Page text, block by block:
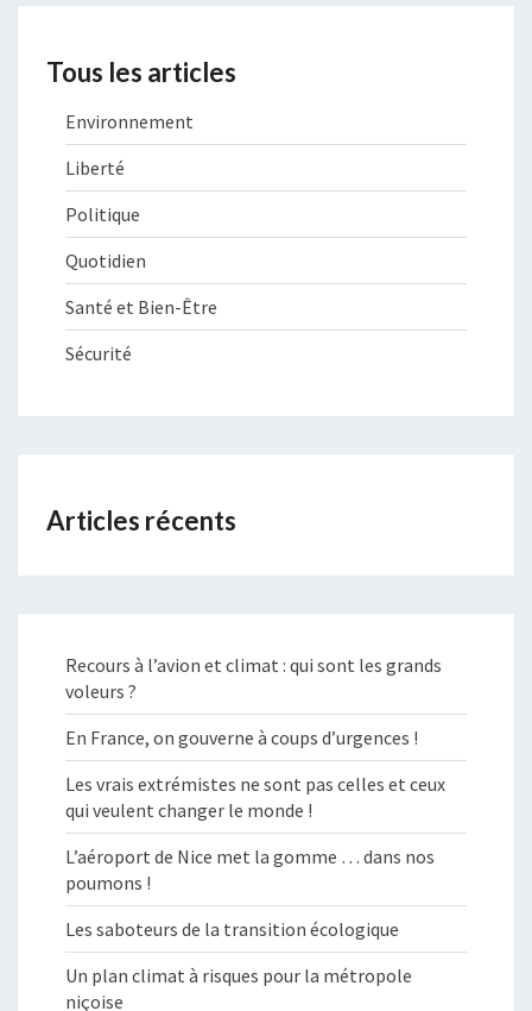
Tous les articles
Environnement
Liberté
Politique
Quotidien
Santé et Bien-Être
Sécurité
Articles récents
Recours à l’avion et climat : qui sont les grands
voleurs ?
En France, on gouverne à coups d’urgences !
Les vrais extrémistes ne sont pas celles et ceux
qui veulent changer le monde !
L’aéroport de Nice met la gomme … dans nos
poumons !
Les saboteurs de la transition écologique
Un plan climat à risques pour la métropole
niçoise